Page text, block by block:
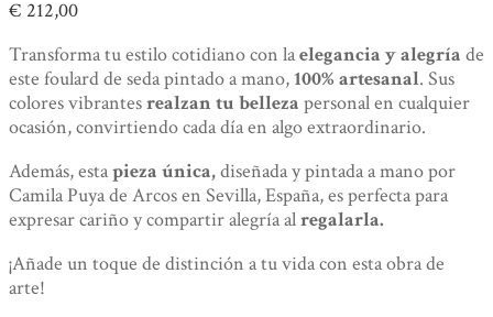
€ 212,00
Transforma tu estilo cotidiano con laelegancia y alegría de
este foulard de seda pintado a mano,100% artesanal. Sus
colores vibrantesrealzan tu belleza personal en cualquier
ocasión, convirtiendo cada día en algo extraordinario.
Además, estapieza única,diseñada y pintada a mano por
Camila Puya de Arcos en Sevilla, España, es perfecta para
expresar cariño y compartir alegría alregalarla.
­¡Añade un toque de distinción a tu vida con esta obra de
arte!